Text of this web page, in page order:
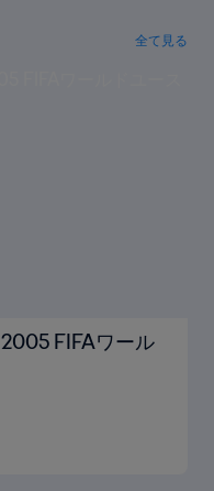
全て見る
FIFAワール